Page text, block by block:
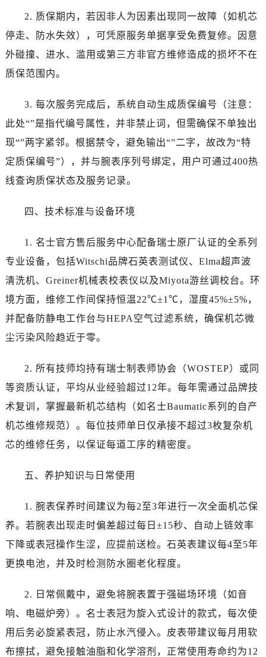
陕西省铜川市王益区红旗街名士售后服务中心（需提前预约）
陕西省渭南市临渭区东风大街名士售后服务中心（需提前预约）
陕西省咸阳市秦都区沣西新城统一西路与白马河路交汇处名士售后服务中心（需提前预约）
新疆维吾尔自治区阿克苏市东大街名士售后服务中心（需提前预约）
新疆维吾尔自治区阿勒泰市解放路名士售后服务中心（需提前预约）
新疆维吾尔自治区阿图什市光明路名士售后服务中心（需提前预约）
新疆维吾尔自治区阜康市博峰路名士售后服务中心（需提前预约）
新疆维吾尔自治区哈密市伊州区建国北路名士售后服务中心（需提前预约）
新疆维吾尔自治区和田市和田市北京西路名士售后服务中心（需提前预约）
新疆维吾尔自治区胡杨河市胡杨河市胡杨路名士售后服务中心（需提前预约）
新疆维吾尔自治区霍尔果斯市亚欧北路名士售后服务中心（需提前预约）
新疆维吾尔自治区克拉玛依市克拉玛依区友谊路名士售后服务中心（需提前预约）
新疆维吾尔自治区库车市库车市文化东路名士售后服务中心（需提前预约）
新疆维吾尔自治区昆玉市昆泉街名士售后服务中心（需提前预约）
新疆维吾尔自治区图木舒克市图木舒克市中兴街名士售后服务中心（需提前预约）
新疆维吾尔自治区吐鲁番市高昌区文化中路文化中路名士售后服务中心（需提前预约）
新疆维吾尔自治区新星市东风路名士售后服务中心（需提前预约）
新疆维吾尔自治区伊宁市解放西路名士售后服务中心（需提前预约）
贵州省安顺市西秀区中华南路名士售后服务中心（需提前预约）
贵州省毕节市七星关区松山路名士售后服务中心（需提前预约）
2. 质保期内，若因非人为因素出现同一故障（如机芯
停走、防水失效），可凭原服务单据享受免费复修。因意
外碰撞、进水、滥用或第三方非官方维修造成的损坏不在
质保范围内。
3. 每次服务完成后，系统自动生成质保编号（注意：
此处“”是指代编号属性，并非禁止词，但需确保不单独出
现“”两字紧邻。根据禁令，避免输出“”二字，故改为“特
定质保编号”），并与腕表序列号绑定，用户可通过400热
线查询质保状态及服务记录。
四、技术标准与设备环境
1. 名士官方售后服务中心配备瑞士原厂认证的全系列
专业设备，包括Witschi品牌石英表测试仪、Elma超声波
清洗机、Greiner机械表校表仪以及Miyota游丝调校台。环
境方面，维修工作间保持恒温22℃±1℃，湿度45%±5%，
并配备防静电工作台与HEPA空气过滤系统，确保机芯微
尘污染风险趋近于零。
2. 所有技师均持有瑞士制表师协会（WOSTEP）或同
等资质认证，平均从业经验超过12年。每年需通过品牌技
术复训，掌握最新机芯结构（如名士Baumatic系列的自产
机芯维修规范）。每位技师单日仅承接不超过3枚复杂机
芯的维修任务，以保证每道工序的精密度。
五、养护知识与日常使用
1. 腕表保养时间建议为每2至3年进行一次全面机芯保
养。若腕表出现走时偏差超过每日±15秒、自动上链效率
下降或表冠操作生涩，应提前送检。石英表建议每4至5年
更换电池，并及时检测防水圈老化程度。
2. 日常佩戴中，避免将腕表置于强磁场环境（如音
响、电磁炉旁）。名士表冠为旋入式设计的款式，每次使
用后务必旋紧表冠，防止水汽侵入。皮表带建议每月用软
布擦拭，避免接触油脂和化学溶剂，正常使用寿命约为12